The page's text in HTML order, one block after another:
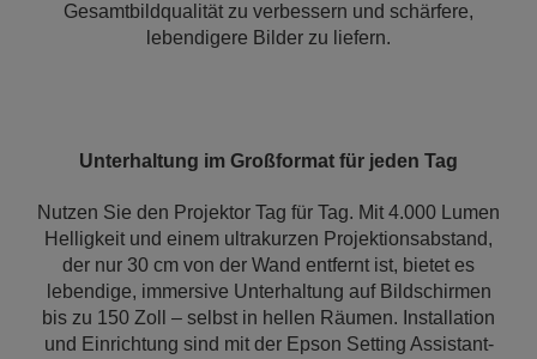
Gesamtbildqualität zu verbessern und schärfere,
lebendigere Bilder zu liefern.
Unterhaltung im Großformat für jeden Tag
Nutzen Sie den Projektor Tag für Tag. Mit 4.000 Lumen
Helligkeit und einem ultrakurzen Projektionsabstand,
der nur 30 cm von der Wand entfernt ist, bietet es
lebendige, immersive Unterhaltung auf Bildschirmen
bis zu 150 Zoll – selbst in hellen Räumen. Installation
und Einrichtung sind mit der Epson Setting Assistant-